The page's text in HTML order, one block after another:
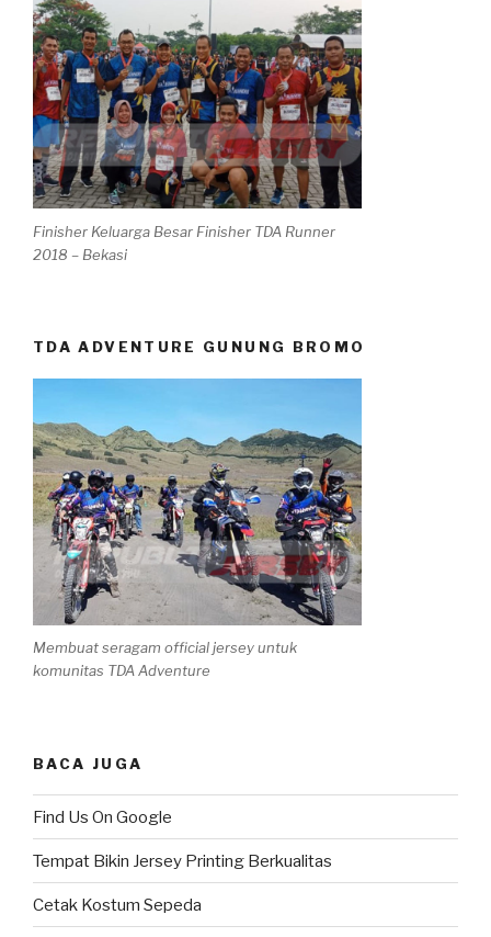
Finisher Keluarga Besar Finisher TDA Runner
2018 – Bekasi
TDA ADVENTURE GUNUNG BROMO
Membuat seragam official jersey untuk
komunitas TDA Adventure
BACA JUGA
Find Us On Google
Tempat Bikin Jersey Printing Berkualitas
Cetak Kostum Sepeda